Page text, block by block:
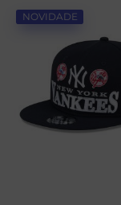
NOVIDADE